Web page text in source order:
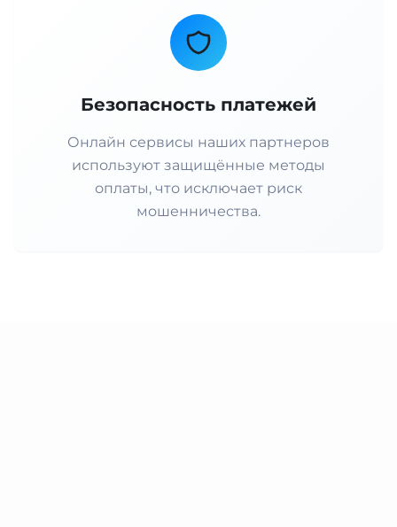
Безопасность платежей
Онлайн сервисы наших партнеров
используют защищённые методы
оплаты, что исключает риск
мошенничества.